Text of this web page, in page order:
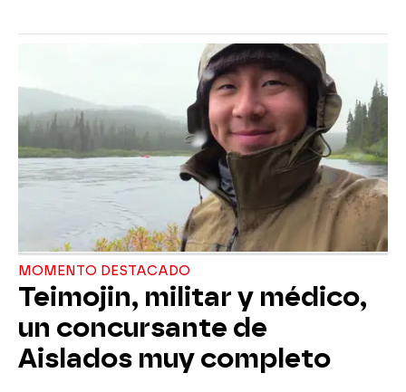
MOMENTO DESTACADO
Teimojin, militar y médico,
un concursante de
Aislados muy completo